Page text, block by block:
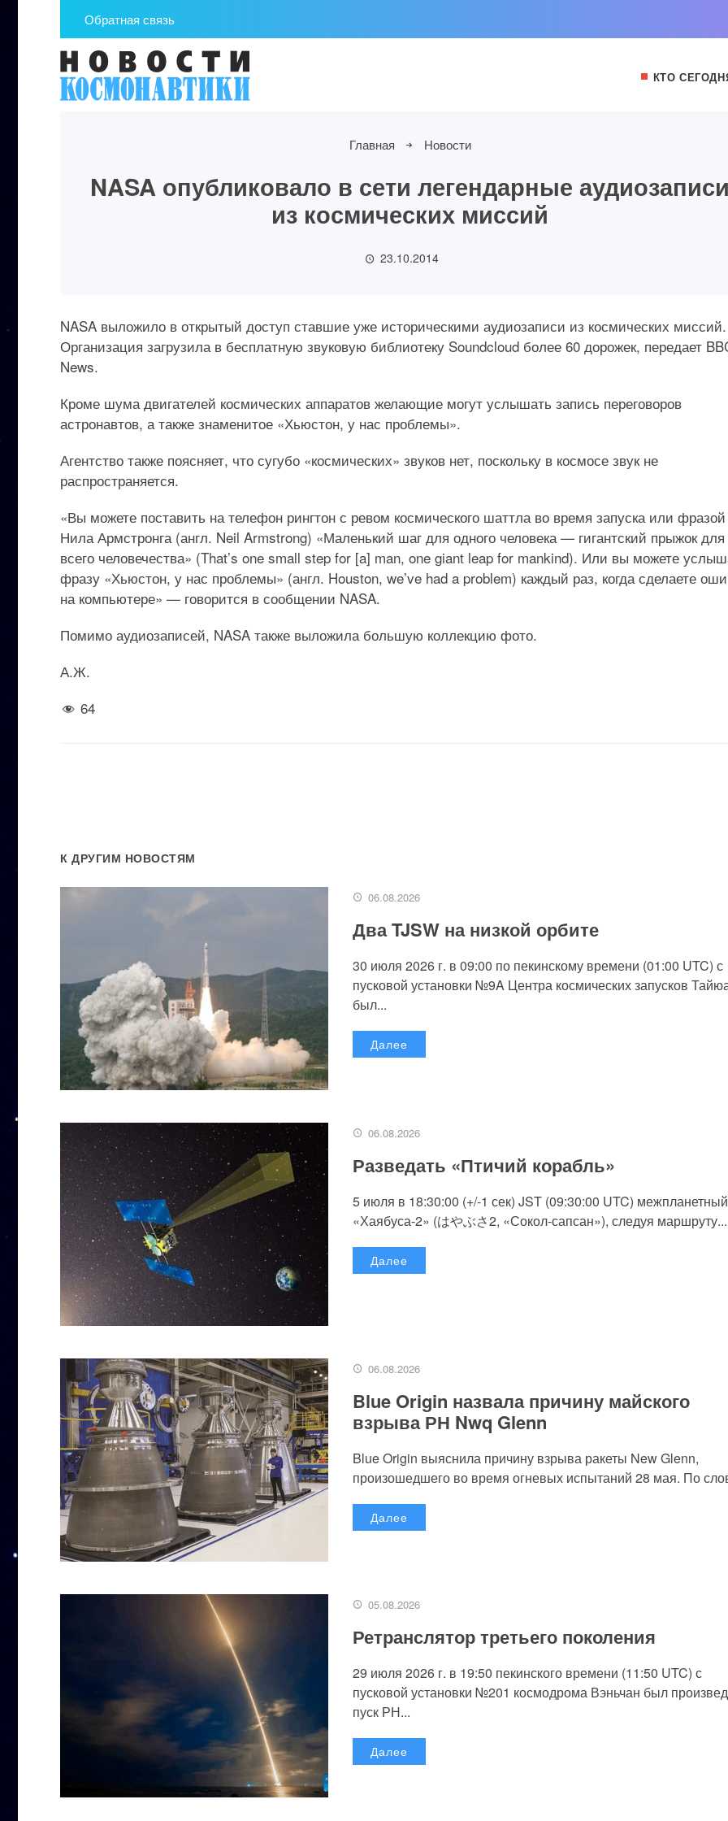
Обратная связь
КТО
Главная Новости
NASA опубликовало в сети легендарные
из космических миссий
23.10.2014
NASA выложило в открытый доступ ставшие уже историческими аудиозаписи из космических миссий.
Организация загрузила в бесплатную звуковую библиотеку Soundcloud более 60 дорожек, передает
News.
Кроме шума двигателей космических аппаратов желающие могут услышать запись переговоров
астронавтов, а также знаменитое «Хьюстон, у нас проблемы».
Агентство также поясняет, что сугубо «космических» звуков нет, поскольку в космосе звук не
распространяется.
«Вы можете поставить на телефон рингтон с ревом космического шаттла во время запуска или фразой
Нила Армстронга (англ. Neil Armstrong) «Маленький шаг для одного человека — гигантский прыжок для
всего человечества» (That’s one small step for [a] man, one giant leap for mankind). Или вы можете
фразу «Хьюстон, у нас проблемы» (англ. Houston, we’ve had a problem) каждый раз, когда сделаете
на компьютере» — говорится в сообщении NASA.
Помимо аудиозаписей, NASA также выложила большую коллекцию фото.
А.Ж.
64
К ДРУГИМ НОВОСТЯМ
06.08.2026
Два TJSW на низкой орбите
30 июля 2026 г. в 09:00 по пекинскому времени (01:00 UTC) с
пусковой установки №9A Центра космических запусков
был...
Далее
06.08.2026
Разведать «Птичий корабль»
5 июля в 18:30:00 (+/-1 сек) JST (09:30:00 UTC)
«Хаябуса-2» (はやぶさ2, «Сокол-сапсан»), следуя маршруту...
Далее
06.08.2026
Blue Origin назвала причину майского
взрыва РН Nwq Glenn
Blue Origin выяснила причину взрыва ракеты New Glenn,
произошедшего во время огневых испытаний 28 мая. По
Далее
05.08.2026
Ретранслятор третьего поколения
29 июля 2026 г. в 19:50 пекинского времени (11:50 UTC) с
пусковой установки №201 космодрома Вэньчан был
пуск РН...
Далее